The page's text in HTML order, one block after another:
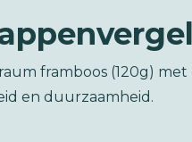
framboos (120g)
en duurzaamheid.